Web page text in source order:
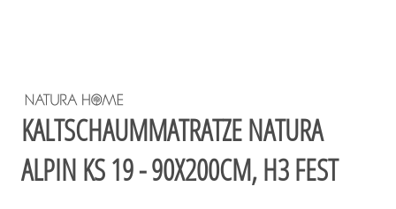
KALTSCHAUMMATRATZE NATURA
ALPIN KS 19 - 90X200CM, H3 FEST